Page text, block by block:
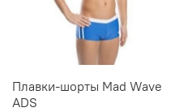
Плавки-шорты Mad Wave
ADS